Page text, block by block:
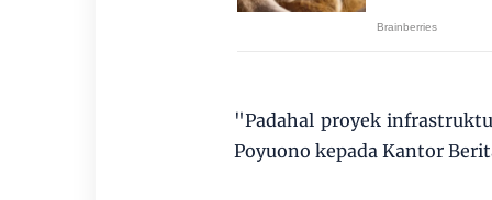
"Padahal proyek
Poyuono kepada Kantor